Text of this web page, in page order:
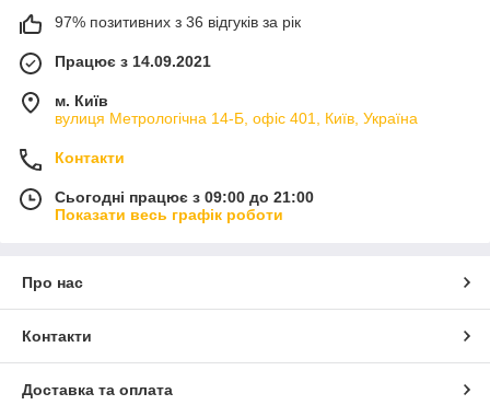
97% позитивних з 36 відгуків за рік
Працює з 14.09.2021
м. Київ
вулиця Метрологічна 14-Б, офіс 401, Київ, Україна
Контакти
Сьогодні працює з 09:00 до 21:00
Показати весь графік роботи
Про нас
Контакти
Доставка та оплата